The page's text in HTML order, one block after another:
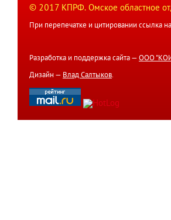
© 2017 КПРФ. Омское областное
При перепечатке и цитировании ссылка
Разработка и поддержка сайта — ООО
Дизайн — Влад Салтыков.